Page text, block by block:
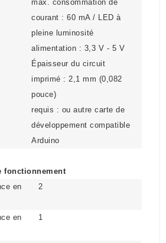
max. consommation de
courant : 60 mA / LED à
pleine luminosité
alimentation : 3,3 V - 5 V
Épaisseur du circuit
imprimé : 2,1 mm (0,082
pouce)
requis : ou autre carte de
développement compatible
Arduino
fonctionnement
en
2
en
1